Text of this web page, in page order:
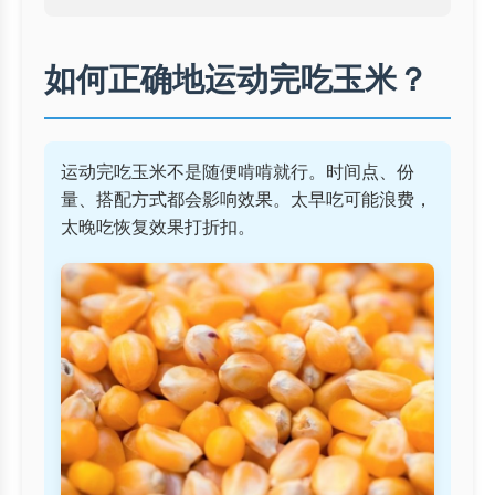
如何正确地运动完吃玉米？
运动完吃玉米不是随便啃啃就行。时间点、份
量、搭配方式都会影响效果。太早吃可能浪费，
太晚吃恢复效果打折扣。